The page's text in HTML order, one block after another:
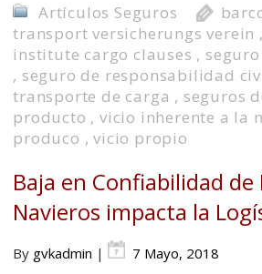
Artículos Seguros
transport versicherungs verein ,
institute cargo clauses , seguro
, seguro de responsabilidad
transporte de carga , seguros
producto ,vicio inherente a la
produco ,vicio propio
Baja en Confiabilidad
Navieros impacta la
By gvkadmin |
7 Mayo, 2018